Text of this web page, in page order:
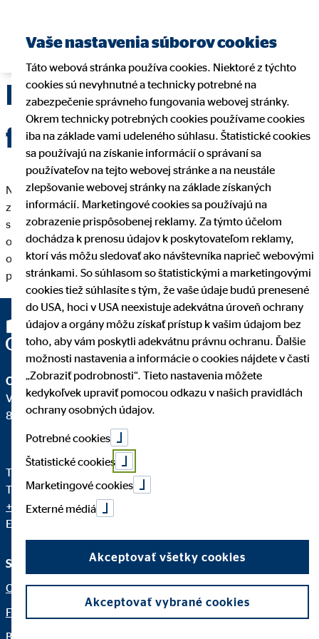
sprostredkovateľa
Náklady na
financovanie
Náklady na financovanie zahŕňajú všetky výdavky spojené so
získaním finančných zdrojov, ako sú úroky, poplatky za
spracovanie úveru či poistenie. Tieto náklady môžu výrazne
ovplyvniť celkovú cenu investície alebo úveru. Ich správna
optimalizácia pomáha minimalizovať finančné zaťaženie a
podporujeefektívne plánovanie.
OVB Allfinanz Slovensko a.s.
Vajnorská 100/A
831 04 Bratislava - mestská časť Nové Mesto
Telefón pre klientov OVB:+421 950 105 205
Telefón Centrála OVB:+421 2 58 10 24 11
+421 2 58 10 24 12
E-mail:
Služby a informácie
O nás
Finančné riešenia
Blog
Právne upozornenia
Dôležité informácie
Právne informácie
Vaše nastavenia súborov cookies
Táto webová stránka používa cookies. Niektoré z týchto
cookies sú nevyhnutné a technicky potrebné na
zabezpečenie správneho fungovania webovej stránky.
Okrem technicky potrebných cookies používame cookies
iba na základe vami udeleného súhlasu. Štatistické cookies
sa používajú na získanie informácií o správaní sa
používateľov na tejto webovej stránke a na neustále
zlepšovanie webovej stránky na základe získaných
informácií. Marketingové cookies sa používajú na
zobrazenie prispôsobenej reklamy. Za týmto účelom
dochádza k prenosu údajov k poskytovateľom reklamy,
ktorí vás môžu sledovať ako návštevníka naprieč webovými
stránkami. So súhlasom so štatistickými a marketingovými
cookies tiež súhlasíte s tým, že vaše údaje budú prenesené
do USA, hoci v USA neexistuje adekvátna úroveň ochrany
údajov a orgány môžu získať prístup k vašim údajom bez
toho, aby vám poskytli adekvátnu právnu ochranu. Ďalšie
možnosti nastavenia a informácie o cookies nájdete v časti
„Zobraziť podrobnosti“. Tieto nastavenia môžete
kedykoľvek upraviť pomocou odkazu v našich pravidlách
ochrany osobných údajov.
Potrebné cookies
Štatistické cookies
Marketingové cookies
Externé médiá
Akceptovať všetky cookies
Akceptovať vybrané cookies